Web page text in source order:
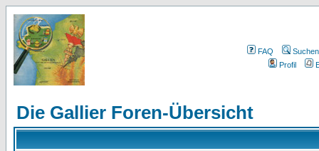
FAQ
Suchen
Profil
Die Gallier Foren-Übersicht